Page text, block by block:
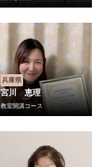
兵庫県
宮川 恵理
教室開講コース